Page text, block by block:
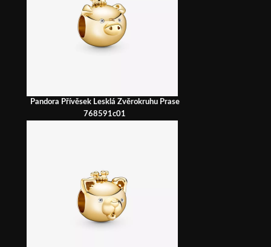
Pandora Přívěsek Lesklá Zvěrokruhu Prase
768591c01